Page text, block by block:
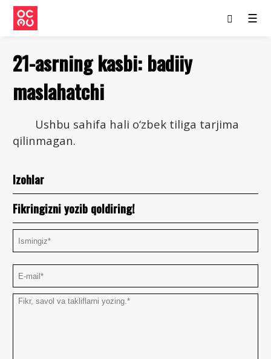
☰
21-asrning kasbi: badiiy
maslahatchi
Ushbu sahifa hali o‘zbek tiliga tarjima
qilinmagan.
Izohlar
Fikringizni yozib qoldiring!